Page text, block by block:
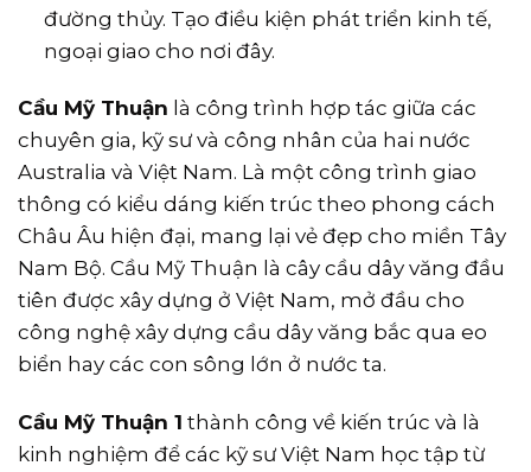
đường thủy. Tạo điều kiện phát triển kinh tế,
ngoại giao cho nơi đây.
Cầu Mỹ Thuận là công trình hợp tác giữa các
chuyên gia, kỹ sư và công nhân của hai nước
Australia và Việt Nam. Là một công trình giao
thông có kiểu dáng kiến trúc theo phong cách
Châu Âu hiện đại, mang lại vẻ đẹp cho miền Tây
Nam Bộ. Cầu Mỹ Thuận là cây cầu dây văng đầu
tiên được xây dựng ở Việt Nam, mở đầu cho
công nghệ xây dựng cầu dây văng bắc qua eo
biển hay các con sông lớn ở nước ta.
Cầu Mỹ Thuận 1 thành công về kiến trúc và là
kinh nghiệm để các kỹ sư Việt Nam học tập từ